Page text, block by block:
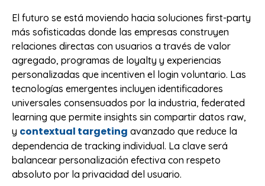
El futuro se está moviendo hacia soluciones first-party
más sofisticadas donde las empresas construyen
relaciones directas con usuarios a través de valor
agregado, programas de loyalty y experiencias
personalizadas que incentiven el login voluntario. Las
tecnologías emergentes incluyen identificadores
universales consensuados por la industria, federated
learning que permite insights sin compartir datos raw,
y contextual targeting avanzado que reduce la
dependencia de tracking individual. La clave será
balancear personalización efectiva con respeto
absoluto por la privacidad del usuario.